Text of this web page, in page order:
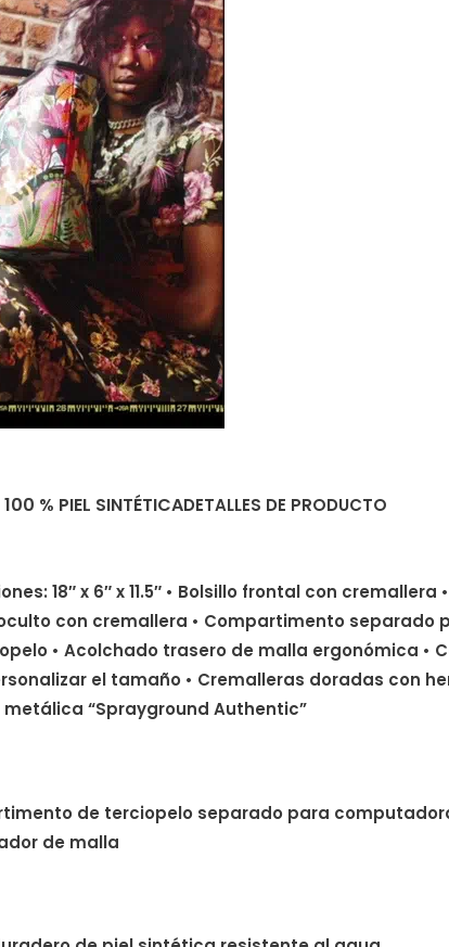
% PIEL SINTÉTICADETALLES DE PRODUCTO
18″ x 6″ x 11.5″ • Bolsillo frontal con cremallera
con cremallera • Compartimento separado
• Acolchado trasero de malla ergonómica •
el tamaño • Cremalleras doradas con
metálica “Sprayground Authentic”
de terciopelo separado para
de malla